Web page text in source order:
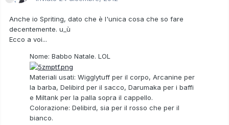
Anche io Spriting, dato che è l'unica cosa che so fare
decentemente. u_ù
Ecco a voi...
Nome: Babbo Natale. LOL
Materiali usati: Wigglytuff per il corpo, Arcanine per
la barba, Delibird per il sacco, Darumaka per i baffi
e Miltank per la palla sopra il cappello.
Colorazione: Delibird, sia per il rosso che per il
bianco.